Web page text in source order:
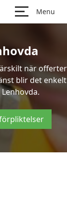
Menu
när offerter
blir det enkelt